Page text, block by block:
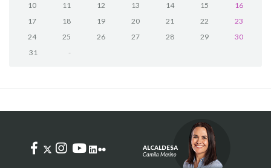
10
11 12 13 14 15
16
17
18 19 20 21 22
23
24
25 26 27 28 29
30
31
-
ALCALDESA
Camila Merino